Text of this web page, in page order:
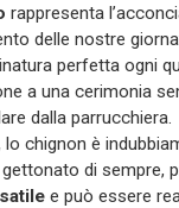
rappresenta
delle nostre
perfetta ogni
a una cerimonia
dalla parrucchiera.
chignon è
di sempre,
e può essere